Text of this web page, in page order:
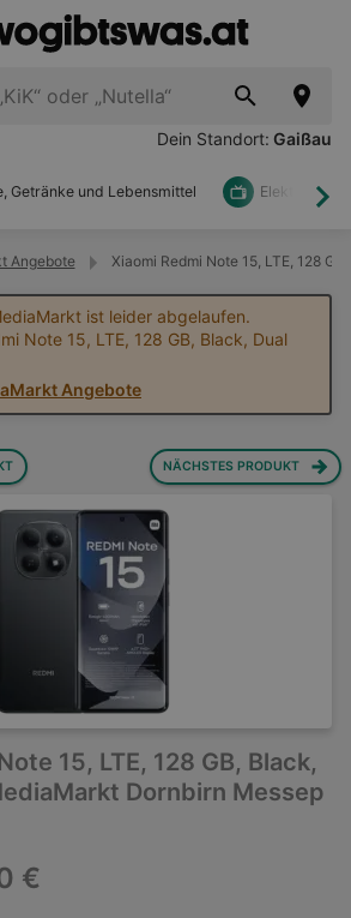
Dein Standort: Gaißau
Getränke und Lebensmittel Elektronik
Angebote Xiaomi Redmi Note 15, LTE, 128
ist leider abgelaufen.
Note 15, LTE, 128 GB, Black, Dual
Angebote
NÄCHSTES PRODUKT
15, LTE, 128 GB, Black,
Dornbirn Messep
€